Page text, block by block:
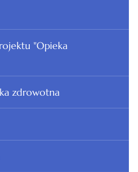
"Opieka
zdrowotna